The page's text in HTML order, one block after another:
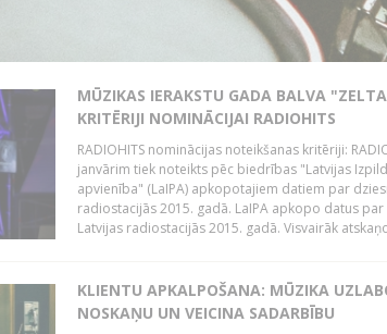
MŪZIKAS IERAKSTU GADA BALVA
KRITĒRIJI NOMINĀCIJAI RADIOHITS
RADIOHITS nominācijas noteikšanas kritēriji:
janvārim tiek noteikts pēc biedrības "Latvijas
apvienība" (LaIPA) apkopotajiem datiem par
radiostacijās 2015. gadā. LaIPA apkopo datus
Latvijas radiostacijās 2015. gadā. Visvairāk
KLIENTU APKALPOŠANA: MŪZIKA
NOSKAŅU UN VEICINA SADARBĪBU